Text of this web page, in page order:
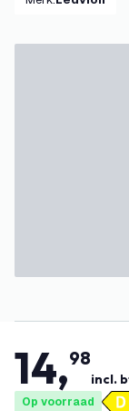
14,98
incl.
Op voorraad